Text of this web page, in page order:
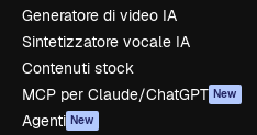
Generatore di video IA
Sintetizzatore vocale IA
Contenuti stock
MCP per Claude/ChatGPT New
Agenti New